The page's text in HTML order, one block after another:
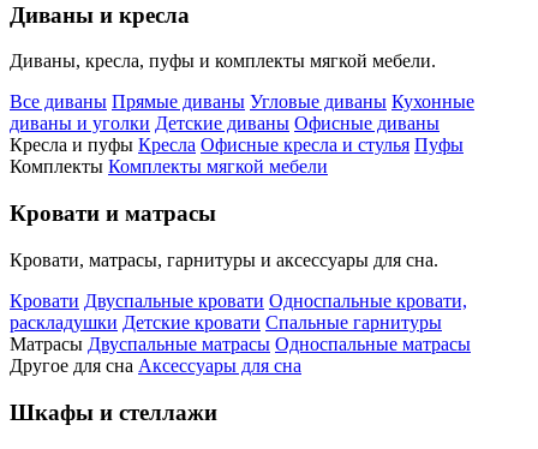
Диваны и кресла
Диваны, кресла, пуфы и комплекты мягкой мебели.
Все диваны Прямые диваны Угловые диваны Кухонные
диваны и уголки Детские диваны Офисные диваны
Кресла и пуфы Кресла Офисные кресла и стулья Пуфы
Комплекты Комплекты мягкой мебели
Кровати и матрасы
Кровати, матрасы, гарнитуры и аксессуары для сна.
Кровати Двуспальные кровати Односпальные кровати,
раскладушки Детские кровати Спальные гарнитуры
Матрасы Двуспальные матрасы Односпальные матрасы
Другое для сна Аксессуары для сна
Шкафы и стеллажи